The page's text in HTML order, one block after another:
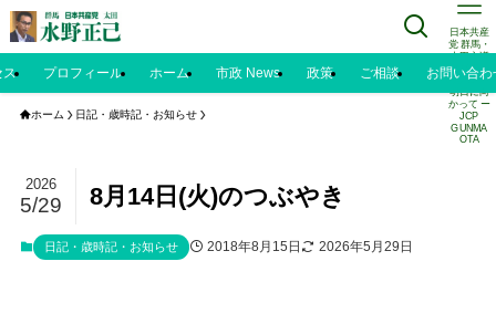
日本共産
党 群馬・
太田市議
水野正己
のブログ |
明日に向
かって ー
JCP
GUNMA
OTA
ス プロフィール ホーム 市政 News 政策 ご相談 お問い合わ
ホーム 日記・歳時記・お知らせ
8月14日(火)のつぶやき
2026
5/29
日記・歳時記・お知らせ 2018年8月15日 2026年5月29日